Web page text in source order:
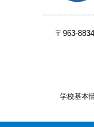
〒963-
学校基本